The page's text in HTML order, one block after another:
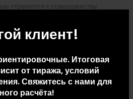
клиент!
Итоговая
от тиража, условий
Свяжитесь с нами для
расчёта!
стремятся к совершенству.